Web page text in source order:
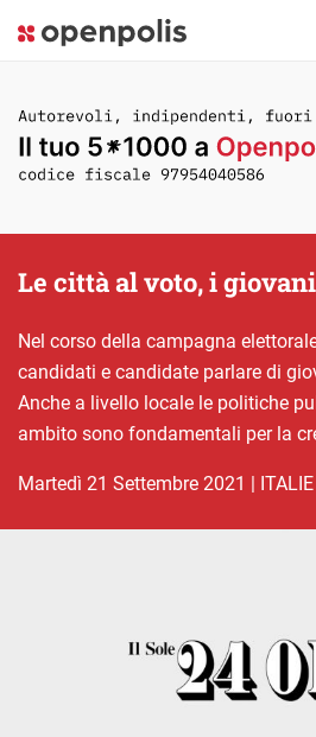
Le città al voto, i
Nel corso della campagna
candidati e candidate parlare di
Anche a livello locale le politiche
ambito sono fondamentali per la
martedì 21 Settembre 2021 |